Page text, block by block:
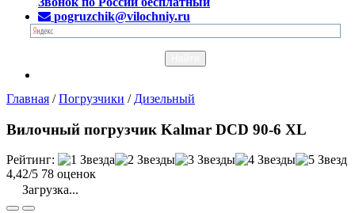
pogruzchik@vilochniy.ru
Главная /Погрузчики / Дизельный
Вилочный погрузчик Kalmar DCD 90-6 XL
Рейтинг:
4,42/5 78 оценок
Загрузка...